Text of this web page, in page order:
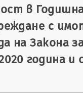
в
с
на Закона
година